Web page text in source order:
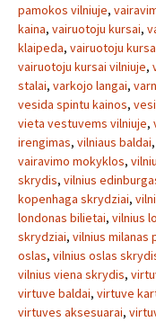
pamokos vilniuje,
kaina, vairuotoju kursai,
klaipeda, vairuotoju
vairuotoju kursai vilniuje,
stalai, varkojo langai,
vesida spintu kainos,
vieta vestuvems vilniuje,
irengimas, vilniaus baldai,
vairavimo mokyklos,
skrydis, vilnius
kopenhaga skrydziai,
londonas bilietai, vilnius
skrydziai, vilnius milanas
oslas, vilnius oslas
vilnius viena skrydis,
virtuve baldai, virtuve
virtuves aksesuarai,